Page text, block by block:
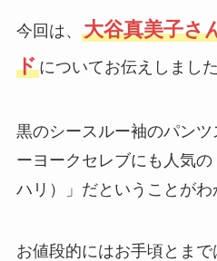
今回は、 大谷真美子さ
ドについてお伝えしました
黒のシースルー袖のパンツ
ーヨークセレブにも人気
ハリ）」だということがわ
お値段的にはお手頃とま